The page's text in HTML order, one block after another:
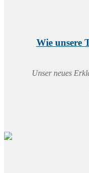
Wie unsere
Unser neues